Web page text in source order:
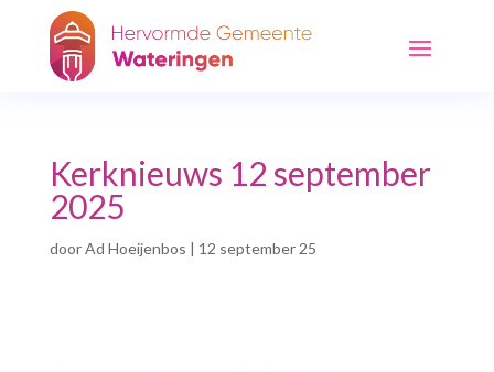
Kerknieuws 12 september
2025
doorAd Hoeijenbos | 12 september 25